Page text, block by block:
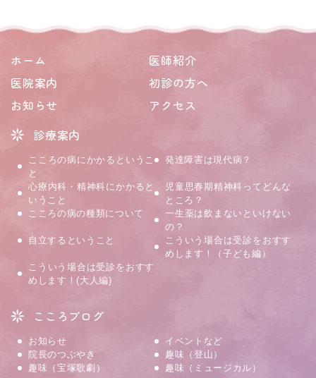
ホーム
医師紹介
医院案内
初診の方へ
お知らせ
アクセス
診療案内
こころの病にかかるというこ
と
発達障害は現代病？
心療内科・精神科にかかると
いうこと
児童思春期精神科ってどんな
ところ？
こころの病の種類について
一生薬は飲まないといけない
の？
自立するということ
こういう場合は受診をおすす
めします！（子ども編）
こういう場合は受診をおすす
めします！(大人編)
こころブログ
お知らせ
イベントなど
院長のつぶやき
趣味（登山）
趣味（宝塚歌劇）
趣味（ミュージカル）